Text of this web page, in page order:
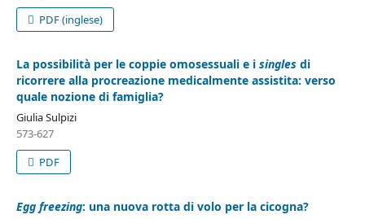
PDF (inglese)
La possibilità per le coppie omosessuali e i singlesdi
ricorrere alla procreazione medicalmente assistita: verso
quale nozione di famiglia?
Giulia Sulpizi
573-627
PDF
Egg freezing: una nuova rotta di volo per la cicogna?